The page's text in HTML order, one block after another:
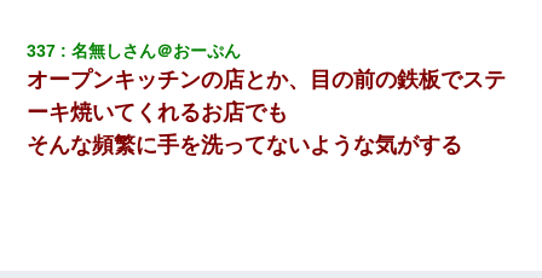
337 名無しさん＠おーぷん
オープンキッチンの店とか、目の前の鉄板でステ
ーキ焼いてくれるお店でも
そんな頻繁に手を洗ってないような気がする